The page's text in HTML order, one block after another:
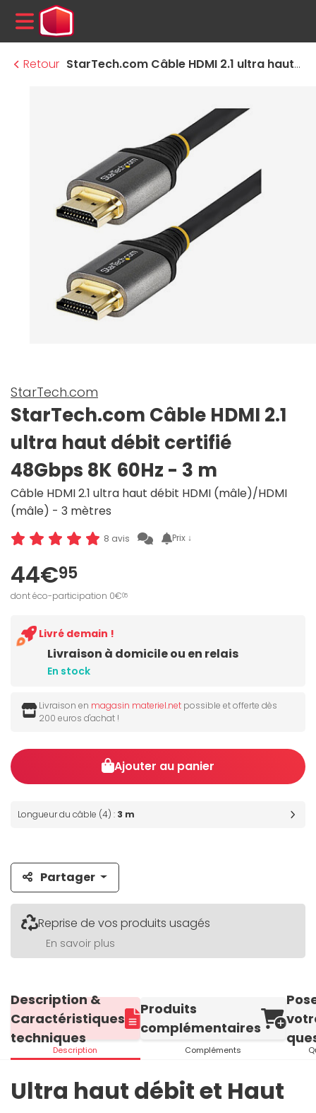
MENU
Retour
StarTech.com Câble HDMI 2.1 ultra haut débit certifié 48Gbps 8K 60Hz - 3 m
StarTech.com
StarTech.com Câble HDMI 2.1
ultra haut débit certifié
48Gbps 8K 60Hz - 3 m
Câble HDMI 2.1 ultra haut débit HDMI (mâle)/HDMI
(mâle) - 3 mètres
8 avis Prix ↓
44€95
dont éco-participation 0€05
Livraison à domicile ou en relais
En stock
Livré demain !
Livraison en magasin materiel.net possible et offerte dès
200 euros d'achat !
Ajouter au panier
Longueur du câble (4) : 3 m
Partager
Reprise de vos produits usagés
En savoir plus
Description &
Caractéristiques
techniques
Description
Produits
complémentaires
Compléments
Ultra haut débit et Haut